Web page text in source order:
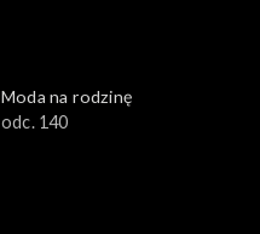
Moda na rodzinę
odc. 140